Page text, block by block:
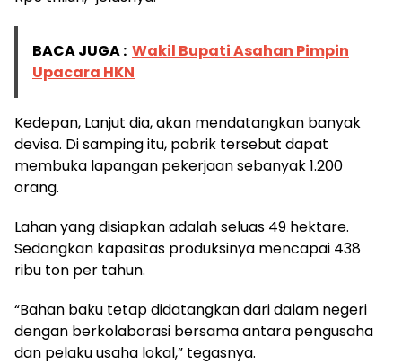
BACA JUGA : Wakil Bupati Asahan Pimpin
Upacara HKN
Kedepan, Lanjut dia, akan mendatangkan banyak
devisa. Di samping itu, pabrik tersebut dapat
membuka lapangan pekerjaan sebanyak 1.200
orang.
Lahan yang disiapkan adalah seluas 49 hektare.
Sedangkan kapasitas produksinya mencapai 438
ribu ton per tahun.
“Bahan baku tetap didatangkan dari dalam negeri
dengan berkolaborasi bersama antara pengusaha
dan pelaku usaha lokal,” tegasnya.